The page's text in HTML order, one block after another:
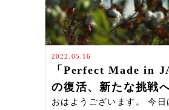
2022.05.16
「Perfect Made in
の復活、新たな挑戦
おはようございます。 今日